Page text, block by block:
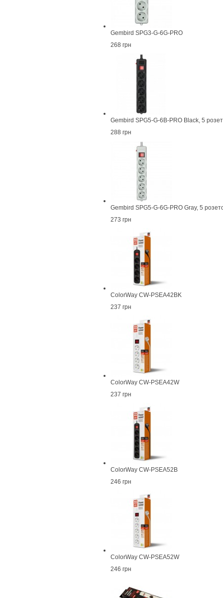
Gembird SPG3-G-6G-PRO
268 грн
Gembird SPG5-G-6B-PRO Black, 5
288 грн
Gembird SPG5-G-6G-PRO Gray, 5
273 грн
ColorWay CW-PSEA42BK
237 грн
ColorWay CW-PSEA42W
237 грн
ColorWay CW-PSEA52B
246 грн
ColorWay CW-PSEA52W
246 грн